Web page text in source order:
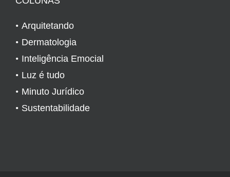
Arquitetando
Dermatologia
Inteligência Emocial
Luz é tudo
Minuto Jurídico
Sustentabilidade